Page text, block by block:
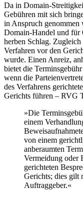
Da in Domain-
Gebühren mit sich
in Anspruch genommen
Domain-Handel und für
herben Schlag.
Verfahren vor den
wurde. Einen Anreiz,
bietet die
wenn die
des Verfahrens
Gerichts führen – RVG
»Die
einem
von einem
anberaumten
Vermeidung oder
gerichteten
Gerichts; dies gilt
Auftraggeber.«